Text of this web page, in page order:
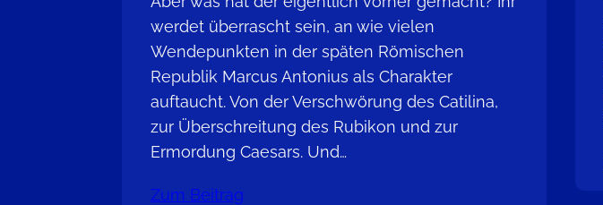
werdet überrascht sein, an wie vielen
Wendepunkten in der späten Römischen
Republik Marcus Antonius als Charakter
auftaucht. Von der Verschwörung des Catilina,
zur Überschreitung des Rubikon und zur
Ermordung Caesars. Und…
Zum Beitrag